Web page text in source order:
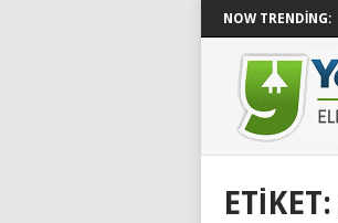
NOW TRENDING:
ETIKET: